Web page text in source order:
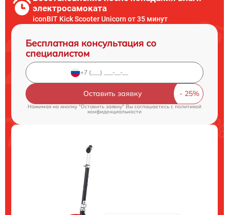
электросамоката
iconBIT Kick Scooter Unicorn от 35 минут
Бесплатная консультация со
специалистом
Оставить заявку
Нажимая на кнопку "Оставить заявку" Вы соглашаетесь cполитикой
конфиденциальности